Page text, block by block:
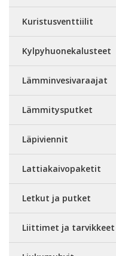
Kuristusventtiilit
Kylpyhuonekalusteet
Lämminvesivaraajat
Lämmitysputket
Läpiviennit
Lattiakaivopaketit
Letkut ja putket
Liittimet ja tarvikkeet